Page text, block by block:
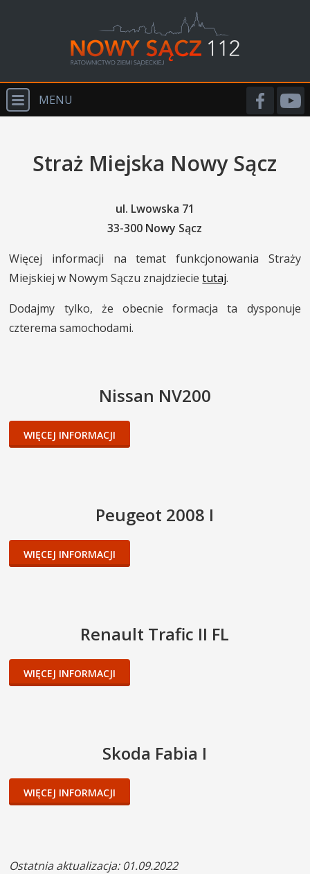
MENU
O NAS
PRM
POLICJA
INNE SŁUŻBY
Straż Miejska Nowy Sącz
ul. Lwowska 71
33-300 Nowy Sącz
Więcej informacji na temat funkcjonowania Straży
Miejskiej w Nowym Sączu znajdziecietutaj.
Dodajmy tylko, że obecnie formacja ta dysponuje
czterema samochodami.
Nissan NV200
WIĘCEJ INFORMACJI
Peugeot 2008 I
WIĘCEJ INFORMACJI
Renault Trafic II FL
WIĘCEJ INFORMACJI
Skoda Fabia I
WIĘCEJ INFORMACJI
Ostatnia aktualizacja: 01.09.2022